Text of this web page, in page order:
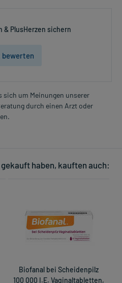
& PlusHerzen sichern
sich um Meinungen unserer
durch einen Arzt oder
haben, kauften auch:
Biofanal bei Scheidenpilz
100 000 I.E. Vaginaltabletten,